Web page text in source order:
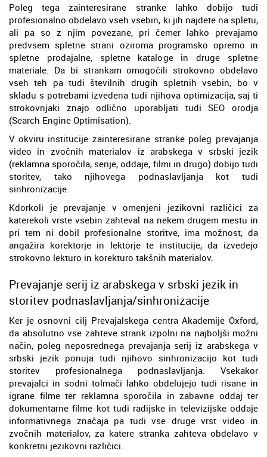
Poleg tega zainteresirane stranke lahko dobijo tudi
profesionalno obdelavo vseh vsebin, ki jih najdete na spletu,
ali pa so z njim povezane, pri čemer lahko prevajamo
predvsem spletne strani oziroma programsko opremo in
spletne prodajalne, spletne kataloge in druge spletne
materiale. Da bi strankam omogočili strokovno obdelavo
vseh teh pa tudi številnih drugih spletnih vsebin, bo v
skladu s potrebami izvedena tudi njihova optimizacija, saj ti
strokovnjaki znajo odlično uporabljati tudi SEO orodja
(Search Engine Optimisation).
V okviru institucije zainteresirane stranke poleg prevajanja
video in zvočnih materialov iz arabskega v srbski jezik
(reklamna sporočila, serije, oddaje, filmi in drugo) dobijo tudi
storitev, tako njihovega podnaslavljanja kot tudi
sinhronizacije.
Kdorkoli je prevajanje v omenjeni jezikovni različici za
katerekoli vrste vsebin zahteval na nekem drugem mestu in
pri tem ni dobil profesionalne storitve, ima možnost, da
angažira korektorje in lektorje te institucije, da izvedejo
strokovno lekturo in korekturo takšnih materialov.
Prevajanje serij iz arabskega v srbski jezik in
storitev podnaslavljanja/sinhronizacije
Ker je osnovni cilj Prevajalskega centra Akademije Oxford,
da absolutno vse zahteve strank izpolni na najboljši možni
način, poleg neposrednega prevajanja serij iz arabskega v
srbski jezik ponuja tudi njihovo sinhronizacijo kot tudi
storitev profesionalnega podnaslavljanja. Vsekakor
prevajalci in sodni tolmači lahko obdelujejo tudi risane in
igrane filme ter reklamna sporočila in zabavne oddaj ter
dokumentarne filme kot tudi radijske in televizijske oddaje
informativnega značaja pa tudi vse druge vrst video in
zvočnih materialov, za katere stranka zahteva obdelavo v
konkretni jezikovni različici.